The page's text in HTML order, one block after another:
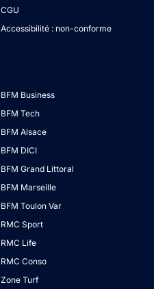
CGU
Accessibilité : non-conforme
BFM Business
BFM Tech
BFM Alsace
BFM DICI
BFM Grand Littoral
BFM Marseille
BFM Toulon Var
RMC Sport
RMC Life
RMC Conso
Zone Turf